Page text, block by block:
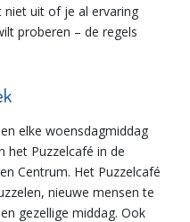
niet uit of je al ervaring
proberen – de regels
elke woensdagmiddag
het Puzzelcafé in de
Centrum. Het Puzzelcafé
nieuwe mensen te
gezellige middag. Ook